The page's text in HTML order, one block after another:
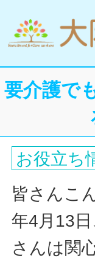
要介護で
お役立ち
皆さんこ
年4月13
さんは関